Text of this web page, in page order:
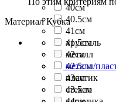
40см
40.5см
41см
41.5см
42см
42.5см
43см
43.5см
Материал Кубка
хрусталь
металл
металл/
пластик
стекло